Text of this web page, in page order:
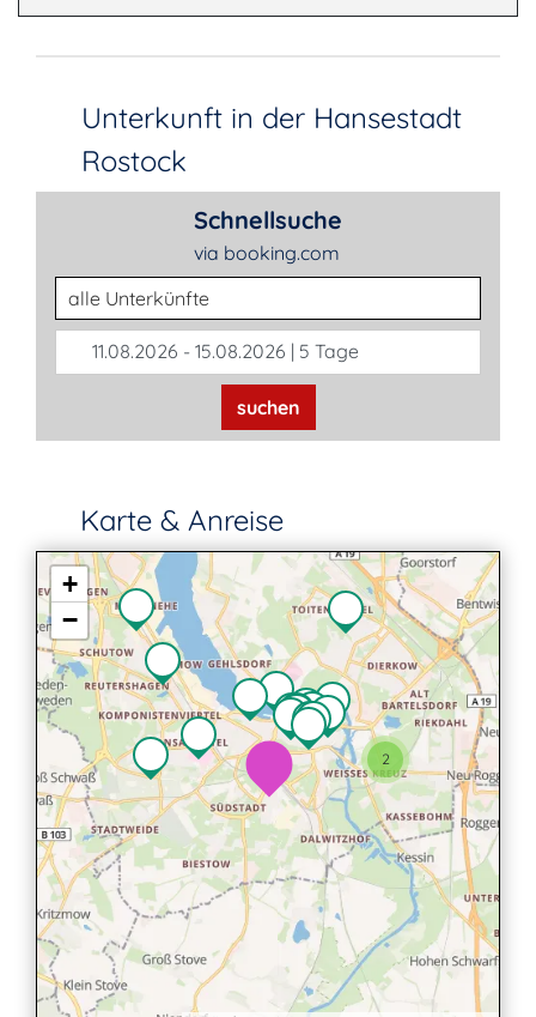
Unterkunft in der Hansestadt
Rostock
Schnellsuche
via booking.com
Unterkunftsart
11.08.2026 - 15.08.2026 | 5 Tage
suchen
Karte & Anreise
2
+
−